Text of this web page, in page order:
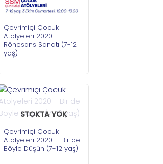
Çevrimiçi Çocuk
Atölyeleri 2020 –
Rönesans Sanatı (7-12
yaş)
STOKTA YOK
Çevrimiçi Çocuk
Atölyeleri 2020 – Bir de
Böyle Düşün (7-12 yaş)